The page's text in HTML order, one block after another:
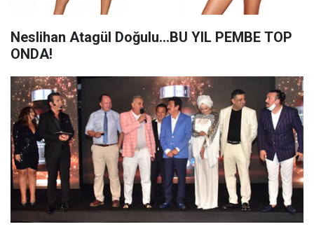
Neslihan Atagül Doğulu...BU YIL PEMBE TOP
ONDA!